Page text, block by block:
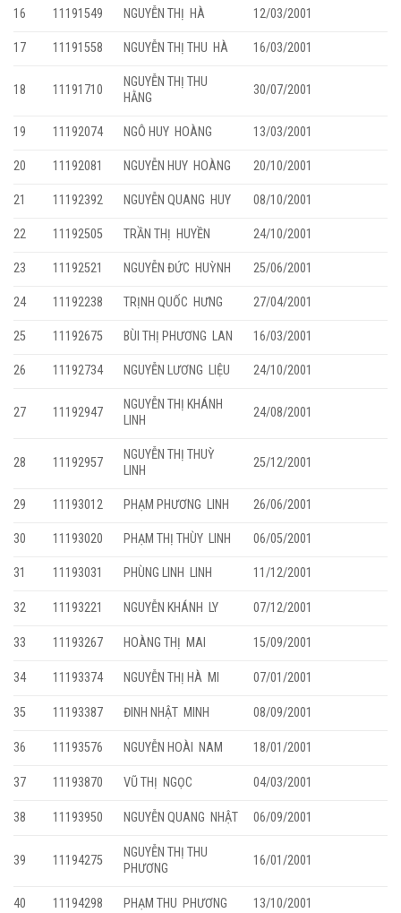
16 11191549 NGUYỄN THỊ HÀ 12/03/2001
17 11191558 NGUYỄN THỊ THU HÀ 16/03/2001
18 11191710
NGUYỄN THỊ THU
HẰNG
30/07/2001
19 11192074 NGÔ HUY HOÀNG 13/03/2001
20 11192081 NGUYỄN HUY HOÀNG 20/10/2001
21 11192392 NGUYỄN QUANG HUY 08/10/2001
22 11192505 TRẦN THỊ HUYỀN 24/10/2001
23 11192521 NGUYỄN ĐỨC HUỲNH 25/06/2001
24 11192238 TRỊNH QUỐC HƯNG 27/04/2001
25 11192675 BÙI THỊ PHƯƠNG LAN 16/03/2001
26 11192734 NGUYỄN LƯƠNG LIỆU 24/10/2001
27 11192947
NGUYỄN THỊ KHÁNH
LINH
24/08/2001
28 11192957
NGUYỄN THỊ THUỲ
LINH
25/12/2001
29 11193012 PHẠM PHƯƠNG LINH 26/06/2001
30 11193020 PHẠM THỊ THÙY LINH 06/05/2001
31 11193031 PHÙNG LINH LINH 11/12/2001
32 11193221 NGUYỄN KHÁNH LY 07/12/2001
33 11193267 HOÀNG THỊ MAI 15/09/2001
34 11193374 NGUYỄN THỊ HÀ MI 07/01/2001
35 11193387 ĐINH NHẬT MINH 08/09/2001
36 11193576 NGUYỄN HOÀI NAM 18/01/2001
37 11193870 VŨ THỊ NGỌC 04/03/2001
38 11193950 NGUYỄN QUANG NHẬT 06/09/2001
39 11194275
NGUYỄN THỊ THU
PHƯƠNG
16/01/2001
40 11194298 PHẠM THU PHƯƠNG 13/10/2001